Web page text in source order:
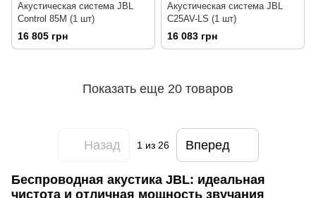
Акустическая система JBL
Control 85M (1 шт)
16 805 грн
Акустическая система JBL
C25AV-LS (1 шт)
16 083 грн
Показать еще 20 товаров
Назад 1из 26 Вперед
Беспроводная акустика JBL: идеальная
чистота и отличная мощность звучания